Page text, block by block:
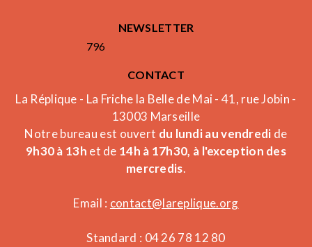
NEWSLETTER
796
CONTACT
La Réplique - La Friche la Belle de Mai - 41, rue Jobin -
13003 Marseille
Notre bureau est ouvert du lundi au vendredi de
9h30 à 13h et de 14h à 17h30, à l'exception des
mercredis.
Email : contact@lareplique.org
Standard : 04 26 78 12 80